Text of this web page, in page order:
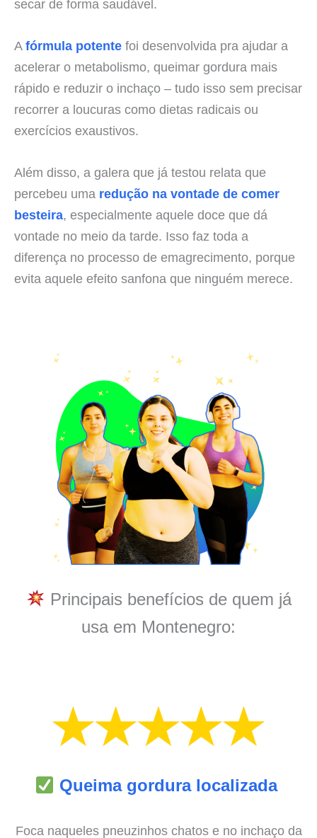
secar de forma saudável.
Afórmula potente foi desenvolvida pra ajudar a
acelerar o metabolismo, queimar gordura mais
rápido e reduzir o inchaço – tudo isso sem precisar
recorrer a loucuras como dietas radicais ou
exercícios exaustivos.
Além disso, a galera que já testou relata que
percebeu uma redução na vontade de comer
besteira, especialmente aquele doce que dá
vontade no meio da tarde. Isso faz toda a
diferença no processo de emagrecimento, porque
evita aquele efeito sanfona que ninguém merece.
Principais benefícios de quem já
usa em Montenegro:
Queima gordura localizada
Foca naqueles pneuzinhos chatos e no inchaço da